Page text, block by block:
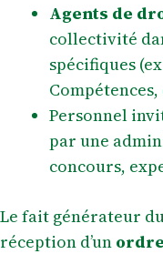
Agents de
collectivité
spécifiques
Personnel
par une
concours,
Le fait générateur
réception d’un